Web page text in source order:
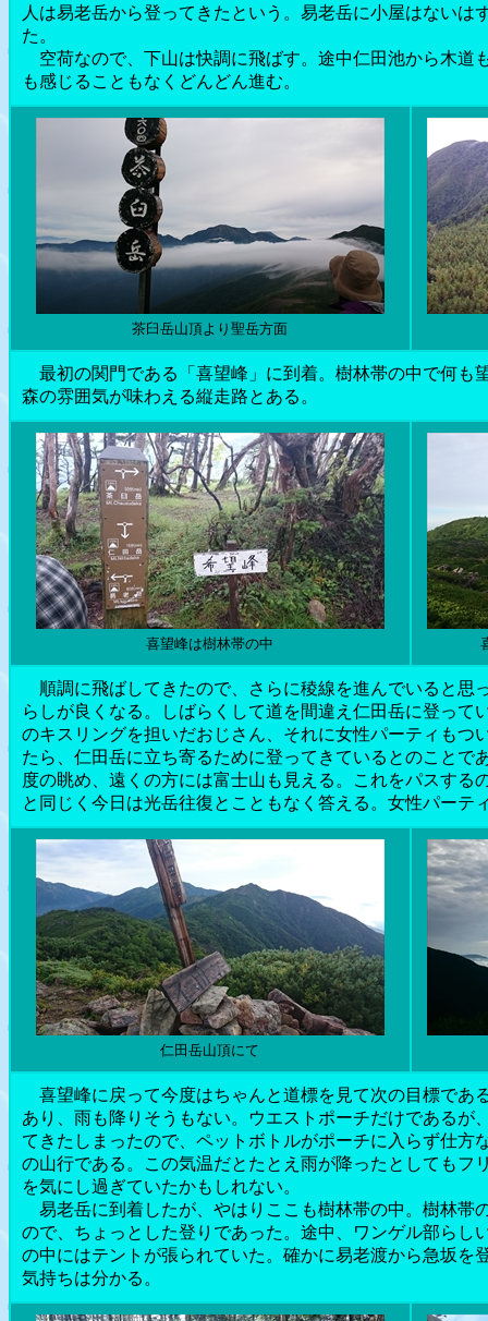
人は易老岳から登ってきたという。易老岳に小屋はないは
た。
空荷なので、下山は快調に飛ばす。途中仁田池から木道
も感じることもなくどんどん進む。
茶臼岳山頂より聖岳方面
最初の関門である「喜望峰」に到着。樹林帯の中で何も
森の雰囲気が味わえる縦走路とある。
喜望峰は樹林帯の中
順調に飛ばしてきたので、さらに稜線を進んでいると思
らしが良くなる。しばらくして道を間違え仁田岳に登って
のキスリングを担いだおじさん、それに女性パーティもつ
たら、仁田岳に立ち寄るために登ってきているとのことで
度の眺め、遠くの方には富士山も見える。これをパスする
と同じく今日は光岳往復とこともなく答える。女性パーテ
仁田岳山頂にて
喜望峰に戻って今度はちゃんと道標を見て次の目標であ
あり、雨も降りそうもない。ウエストポーチだけであるが
てきたしまったので、ペットボトルがポーチに入らず仕方
の山行である。この気温だとたとえ雨が降ったとしてもフ
を気にし過ぎていたかもしれない。
易老岳に到着したが、やはりここも樹林帯の中。樹林帯
ので、ちょっとした登りであった。途中、ワンゲル部らし
の中にはテントが張られていた。確かに易老渡から急坂を
気持ちは分かる。